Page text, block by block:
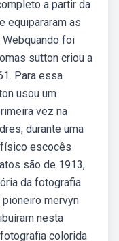
a partir da
equipararam as
foi
sutton criou a
Para essa
usou um
vez na
durante uma
escocês
são de 1913,
da fotografia
pioneiro mervyn
nesta
colorida